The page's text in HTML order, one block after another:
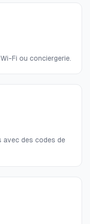
Fi ou conciergerie.
avec des codes de